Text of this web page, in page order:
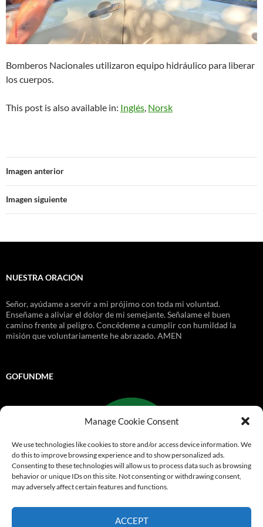
Manage Cookie Consent
We use technologies like cookies to store and/or access device information. We
do this to improve browsing experience and to show personalized ads.
Consenting to these technologies will allow us to process data such as browsing
behavior or unique IDs on this site. Not consenting or withdrawing consent,
may adversely affect certain features and functions.
ACCEPT
Bomberos Nacionales utilizaron equipo hidráulico para liberar
los cuerpos.
This post is also available in: Inglés Norsk
Imagen anterior
Imagen siguiente
NUESTRA ORACIÓN
Señor, ayúdame a servir a mi prójimo con toda mi voluntad.
Enseñame a aliviar el dolor de mi semejante. Señalame el buen
camino frente al peligro. Concédeme a cumplir con humildad la
misión que voluntariamente he abrazado. AMEN
GOFUNDME